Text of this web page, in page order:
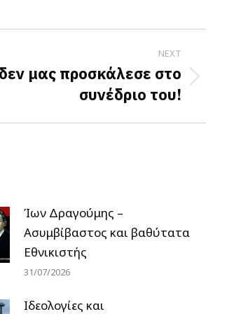
NEXT
μας προσκάλεσε στο
συνέδριο του!
Ίων Δραγούμης –
Ασυμβίβαστος και βαθύτατα
Εθνικιστής
31/07/2026
Ιδεολογίες και